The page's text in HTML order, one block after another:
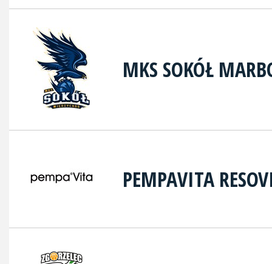
MKS SOKÓŁ
PEMPAVITA